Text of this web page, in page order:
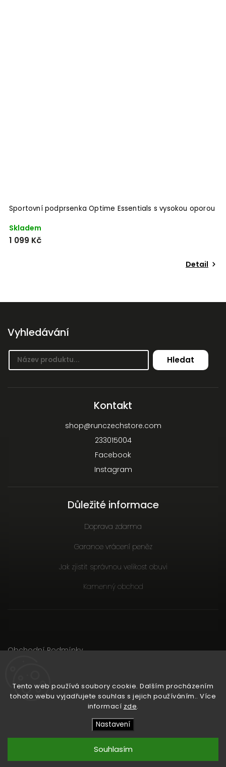
Tento web používá soubory cookie. Dalším procházením
tohoto webu vyjadřujete souhlas s jejich používáním.. Více
informací zde.
Nastavení
Souhlasím
Sportovní podprsenka Optime Essentials s vysokou oporou
Skladem
1 099 Kč
Detail
Vyhledávání
Hledat
Kontakt
shop@runczechstore.com
233015004
Facebook
Instagram
Důležité informace
Doprava zdarma
Garance vrácení peněz
Jak zjistit správnou velikost obuvi
Kamenný obchod
Obchodní Podmínky
RunCzech Store. Všechna práva vyhrazena.
Upravit nastavení cookies
Shoptet Shoptak.cz